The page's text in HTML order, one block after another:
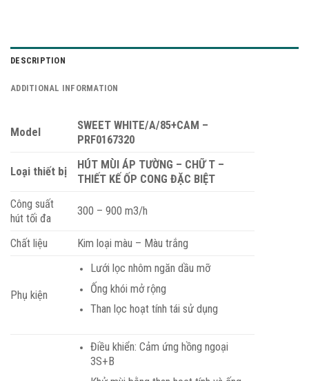
DESCRIPTION
ADDITIONAL INFORMATION
Model
SWEET WHITE/A/85+CAM –
PRF0167320
Loại thiết bị
HÚT MÙI ÁP TƯỜNG – CHỮ T –
THIẾT KẾ ỐP CONG ĐẶC BIỆT
Công suất
hút tối đa
300 – 900 m3/h
Chất liệu Kim loại màu – Màu trắng
Phụ kiện
Lưới lọc nhôm ngăn dầu mỡ
Ống khói mở rộng
Than lọc hoạt tính tái sử dụng
Điều khiển: Cảm ứng hồng ngoại
3S+B